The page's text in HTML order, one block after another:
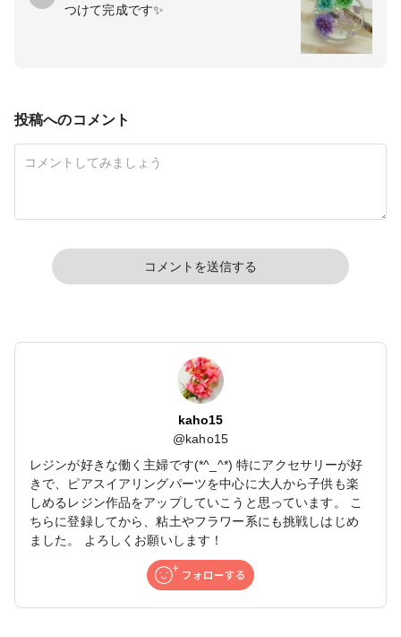
つけて完成です✨
投稿へのコメント
コメントを送信する
kaho15
@kaho15
レジンが好きな働く主婦です(*^_^*) 特にアクセサリーが好
きで、ピアスイアリングパーツを中心に大人から子供も楽
しめるレジン作品をアップしていこうと思っています。 こ
ちらに登録してから、粘土やフラワー系にも挑戦しはじめ
ました。 よろしくお願いします！